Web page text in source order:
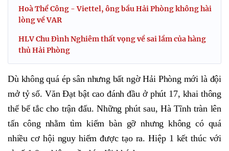
Hoà Thể Công - Viettel, ông bầu Hải Phòng không hài
lòng về VAR
HLV Chu Đình Nghiêm thất vọng về sai lầm của hàng
thủ Hải Phòng
Dù không quá ép sân nhưng bất ngờ Hải Phòng mới là đội
mở tỷ số. Văn Đạt bật cao đánh đầu ở phút 17, khai thông
thế bế tắc cho trận đấu. Những phút sau, Hà Tĩnh tràn lên
tấn công nhằm tìm kiếm bàn gỡ nhưng không có quá
nhiều cơ hội nguy hiểm được tạo ra. Hiệp 1 kết thúc với